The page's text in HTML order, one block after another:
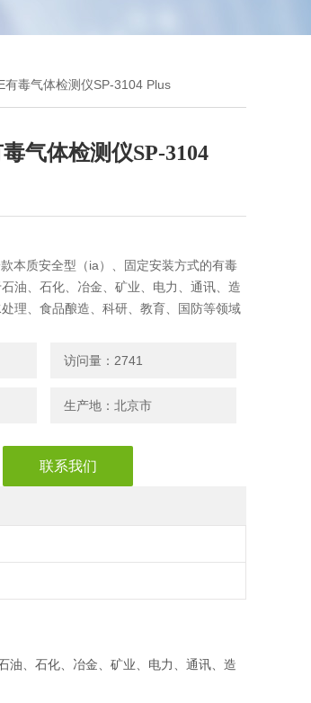
有毒气体检测仪SP-3104 Plus
气体检测仪SP-3104
本质安全型（ia）、固定安装方式的有毒
油、石化、冶金、矿业、电力、通讯、造
理、食品酿造、科研、教育、国防等领域
访问量：2741
生产地：北京市
联系我们
油、石化、冶金、矿业、电力、通讯、造